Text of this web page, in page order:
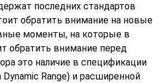
последних стандартов
обратить внимание на новые
моменты, на которые в
обратить внимание перед
это наличие в спецификации
Dynamic Range) и расширенной